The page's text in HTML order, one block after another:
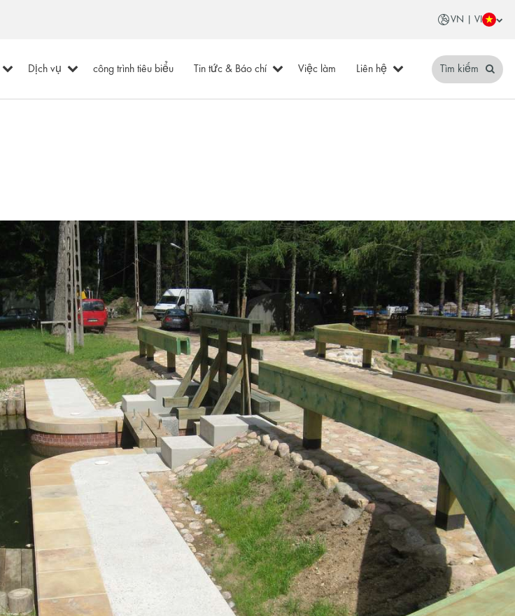
VN | VI
Dịch vụ công trình tiêu biểu Tin tức & Báo chí Việc làm Liên hệ Tìm kiếm